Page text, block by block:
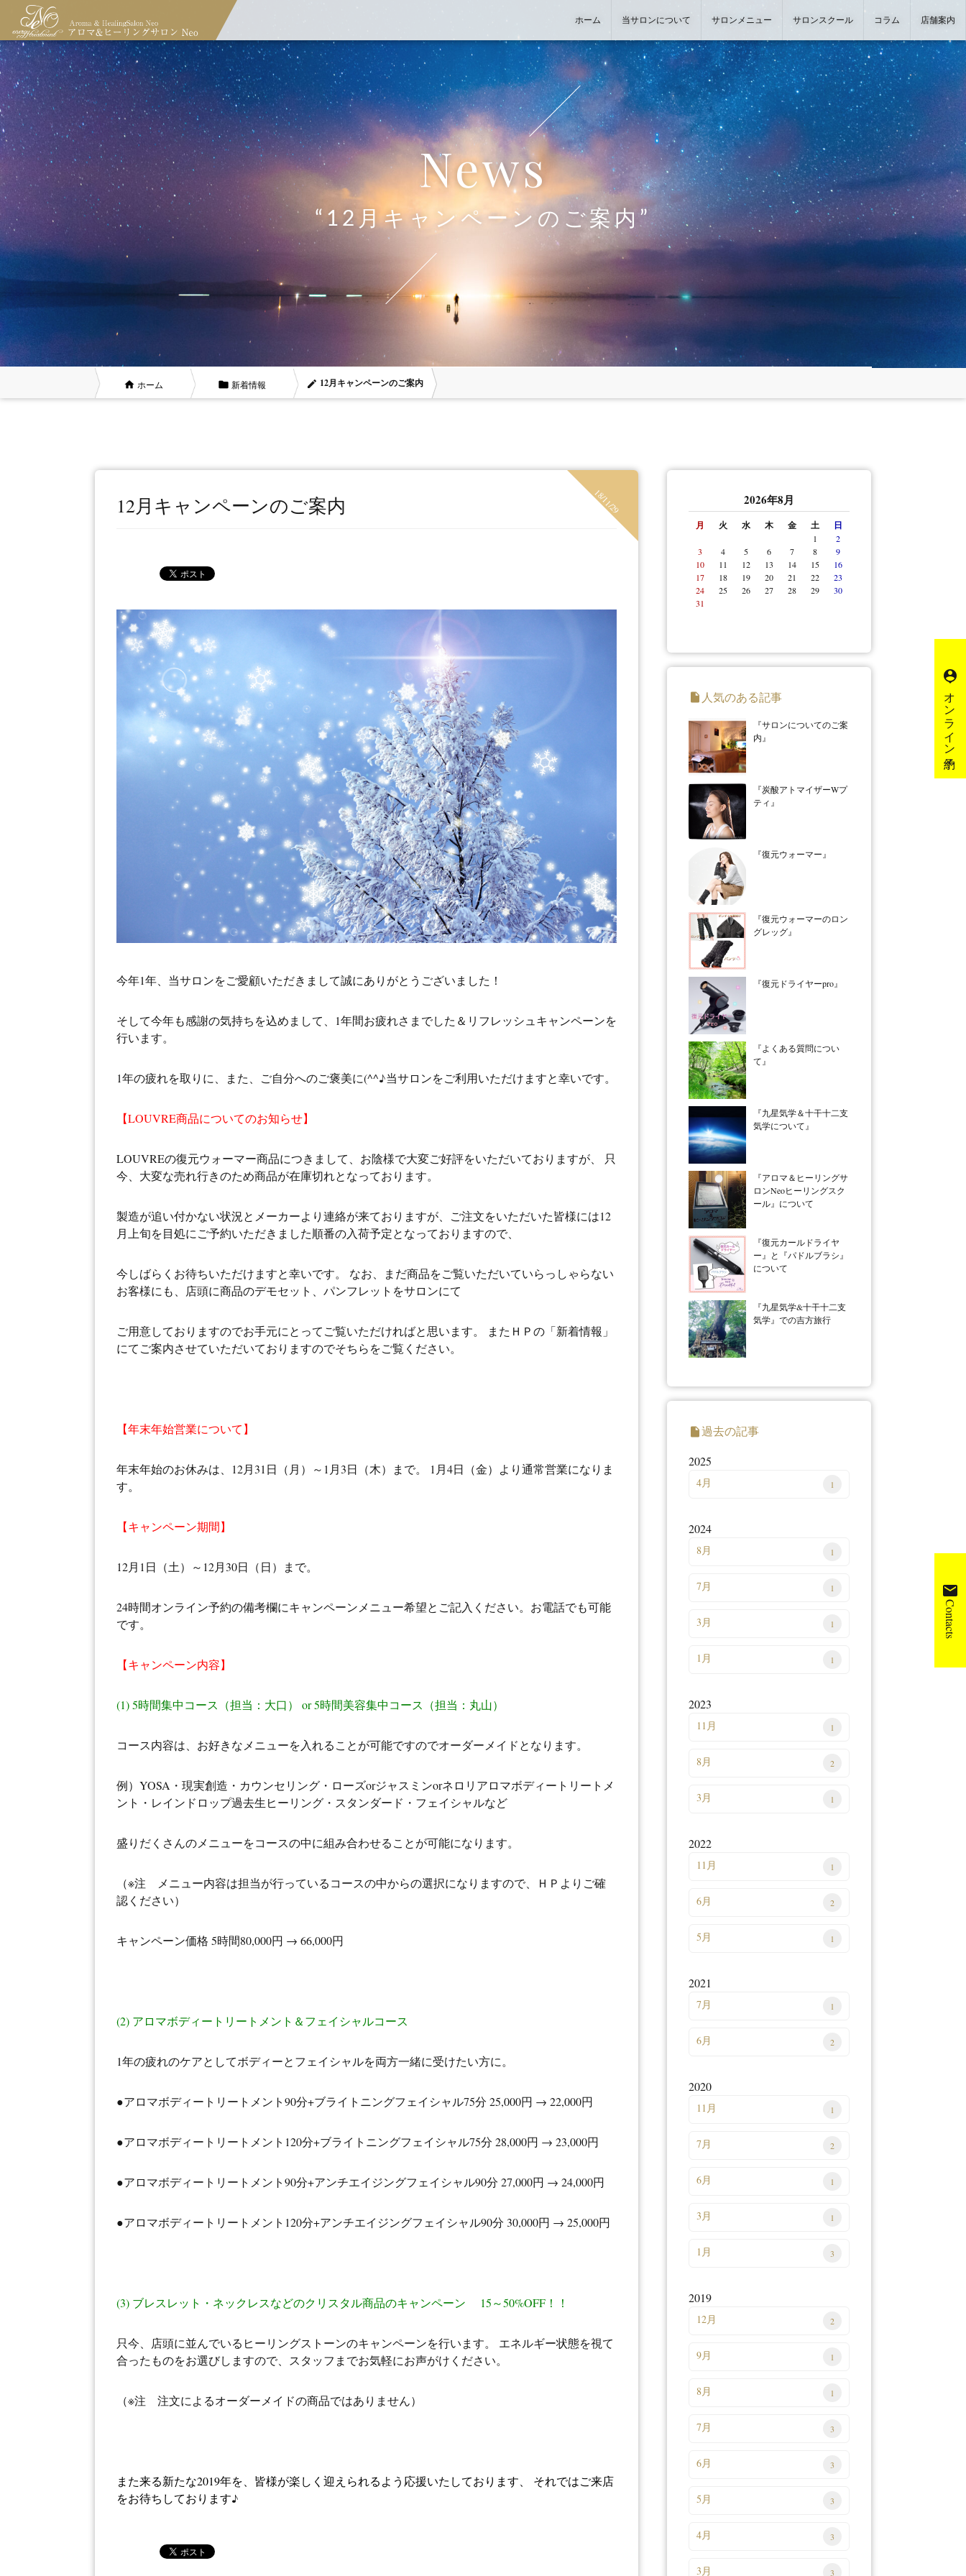
mail
Contacts
person_pin
オンライン予約
ホーム 当サロンについて
当サロンのご案内 コンセプト 施術事例 お客様の声 よくある質問 商品紹介
スタッフ紹介
サロンメニュー
「瞑想による現実創造」5時間パ
ーソナル・マスタープログラム
（担当：大口）
ディープ・ゼロポイント・ヒーリ
ング
ヒーリング＋もみほぐし
現実創造＆意識変換カウンセリン
グ（担当：丸山）
レインドロップ&過去生ヒーリン
グ
ヒーリング＋アロマボディトリー
トメント
ホメオパシー＆フラワーエッセン
ス処方
健康相談カウンセリング チャネリング
ヒーリング＋フェイシャルトリー
サロンスクール コラム 店舗案内
news
“12月キャンペーンのご案内”
home ホーム folder 新着情報 mode_edit 12月キャンペーンのご案内
12月キャンペーンのご案内 18/11/29
今年1年、当サロンをご愛顧いただきまして誠にありがとうございました！
そして今年も感謝の気持ちを込めまして、1年間お疲れさまでした＆リフレッシュキャンペーンを
行います。
1年の疲れを取りに、また、ご自分へのご褒美に(^^♪当サロンをご利用いただけますと幸いです。
【LOUVRE商品についてのお知らせ】
LOUVREの復元ウォーマー商品につきまして、お陰様で大変ご好評をいただいておりますが、 只
今、大変な売れ行きのため商品が在庫切れとなっております。
製造が追い付かない状況とメーカーより連絡が来ておりますが、ご注文をいただいた皆様には12
月上旬を目処にご予約いただきました順番の入荷予定となっておりますので、
今しばらくお待ちいただけますと幸いです。 なお、まだ商品をご覧いただいていらっしゃらない
お客様にも、店頭に商品のデモセット、パンフレットをサロンにて
ご用意しておりますのでお手元にとってご覧いただければと思います。 またＨＰの「新着情報」
にてご案内させていただいておりますのでそちらをご覧ください。
【年末年始営業について】
年末年始のお休みは、12月31日（月）～1月3日（木）まで。 1月4日（金）より通常営業になりま
す。
【キャンペーン期間】
12月1日（土）～12月30日（日）まで。
24時間オンライン予約の備考欄にキャンペーンメニュー希望とご記入ください。お電話でも可能
です。
【キャンペーン内容】
(1)5時間集中コース（担当：大口） or 5時間美容集中コース（担当：丸山）
コース内容は、お好きなメニューを入れることが可能ですのでオーダーメイドとなります。
例）YOSA・現実創造・カウンセリング・ローズorジャスミンorネロリアロマボディートリートメ
ント・レインドロップ過去生ヒーリング・スタンダード・フェイシャルなど
盛りだくさんのメニューをコースの中に組み合わせることが可能になります。
（※注 メニュー内容は担当が行っているコースの中からの選択になりますので、ＨＰよりご確
認ください）
キャンペーン価格 5時間80,000円 → 66,000円
(2) アロマボディートリートメント＆フェイシャルコース
1年の疲れのケアとしてボディーとフェイシャルを両方一緒に受けたい方に。
●アロマボディートリートメント90分+ブライトニングフェイシャル75分 25,000円 → 22,000円
●アロマボディートリートメント120分+ブライトニングフェイシャル75分 28,000円 → 23,000円
●アロマボディートリートメント90分+アンチエイジングフェイシャル90分 27,000円 → 24,000円
●アロマボディートリートメント120分+アンチエイジングフェイシャル90分 30,000円 → 25,000円
(3) ブレスレット・ネックレスなどのクリスタル商品のキャンペーン 15～50%OFF！！
只今、店頭に並んでいるヒーリングストーンのキャンペーンを行います。 エネルギー状態を視て
合ったものをお選びしますので、スタッフまでお気軽にお声がけください。
（※注 注文によるオーダーメイドの商品ではありません）
また来る新たな2019年を、皆様が楽しく迎えられるよう応援いたしております、 それではご来店
をお待ちしております♪
2026年8月
月 火 水 木 金 土 日
1
2
3
4 5 6 7 8
9
10
11 12 13 14 15
16
17
18 19 20 21 22
23
24
25 26 27 28 29
30
31
insert_drive_file 人気のある記事
『サロンについてのご案
内』
『炭酸アトマイザーWプ
ティ』
『復元ウォーマー』
『復元ウォーマーのロン
グレッグ』
『復元ドライヤーpro』
『よくある質問につい
て』
『九星気学＆十干十二支
気学について』
『アロマ＆ヒーリングサ
ロンNeoヒーリングスク
ール』について
『復元カールドライヤ
ー』と『パドルブラシ』
について
『九星気学&十干十二支
気学』での吉方旅行
insert_drive_file過去の記事
2025
4月 1
2024
8月 1
7月 1
3月 1
1月 1
2023
11月 1
8月 2
3月 1
2022
11月 1
6月 2
5月 1
2021
7月 1
6月 2
2020
11月 1
7月 2
6月 1
3月 1
1月 3
2019
12月 2
9月 1
8月 1
7月 3
6月 3
5月 3
4月 3
3月 3